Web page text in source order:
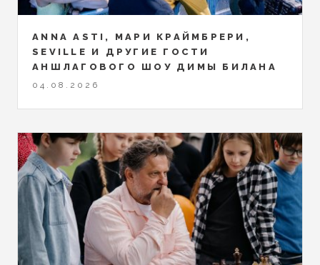
ANNA ASTI, МАРИ КРАЙМБРЕРИ,
SEVILLE И ДРУГИЕ ГОСТИ
АНШЛАГОВОГО ШОУ ДИМЫ БИЛАНА
04.08.2026